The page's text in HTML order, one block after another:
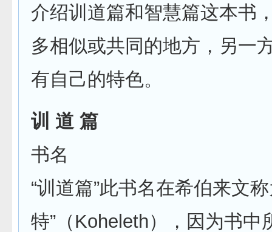
介绍训道篇和智慧篇这本书
多相似或共同的地方，另一
有自己的特色。
训 道 篇
书名
“训道篇”此书名在希伯来文
特”（Koheleth），因为书中